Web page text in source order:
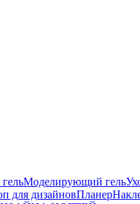
Моделирующий гель
для дизайновПланер